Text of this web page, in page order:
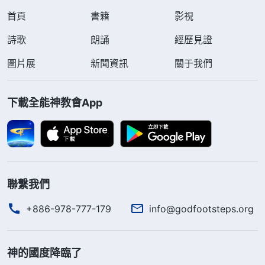
首頁 書籍
影視
詩歌
朗誦
經歷見證
圖片展
新聞資訊 關于我們
下載全能神教會App
聯繫我們
+886-978-777-179 info@godfootsteps.org
神的國度降臨了